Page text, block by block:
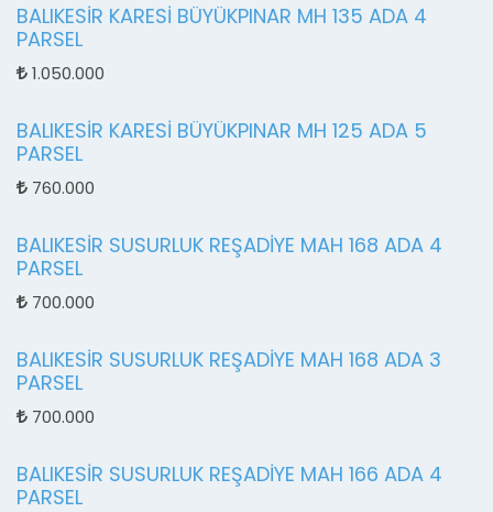
BALIKESİR KARESİ BÜYÜKPINAR MH 135 ADA 4
PARSEL
1.050.000
BALIKESİR KARESİ BÜYÜKPINAR MH 125 ADA 5
PARSEL
760.000
BALIKESİR SUSURLUK REŞADİYE MAH 168 ADA 4
PARSEL
700.000
BALIKESİR SUSURLUK REŞADİYE MAH 168 ADA 3
PARSEL
700.000
BALIKESİR SUSURLUK REŞADİYE MAH 166 ADA 4
PARSEL